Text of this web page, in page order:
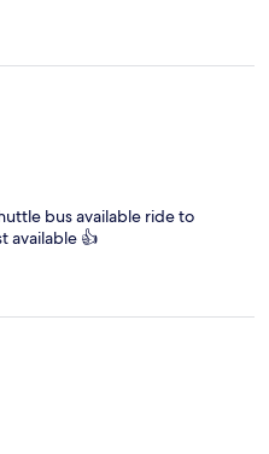
bus available ride to
available 👍